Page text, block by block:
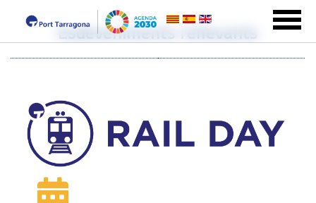
Esdeveniments rellevants